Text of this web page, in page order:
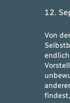
12.
Von